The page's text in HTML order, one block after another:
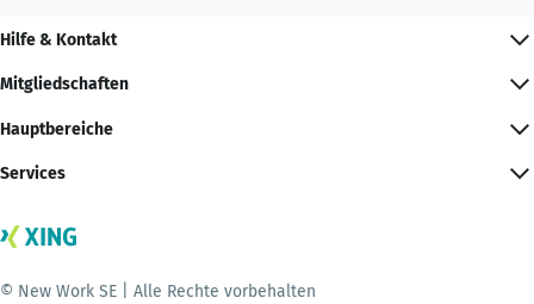
Hilfe & Kontakt
Mitgliedschaften
Hauptbereiche
Services
© New Work SE | Alle Rechte vorbehalten